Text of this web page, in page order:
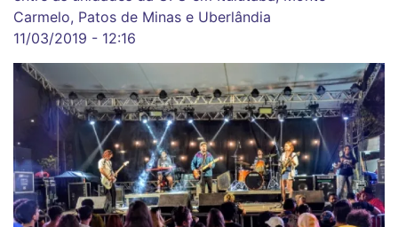
Carmelo, Patos de Minas e Uberlândia
11/03/2019 - 12:16